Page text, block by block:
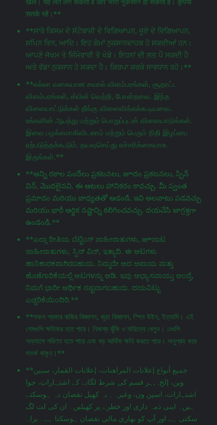
सतर्क रहें।**
**ਸਾਰੇ ਕਿਸਮ ਦੇ ਸੱਟੇਬਾਜ਼ੀ ਦੇ ਵਿਗਿਆਪਨ, ਜੂਏ ਦੇ ਵਿਗਿਆਪਨ,
ਸਪਿਨ ਵਿਨ, ਆਦਿ। ਇਹ ਗੇਮਾਂ ਨੁਕਸਾਨਦਾਹਕ ਹੋ ਸਕਦੀਆਂ ਹਨ।
ਆਪਣੇ ਜੋਖਮ ਤੇ ਜ਼ਿੰਮੇਵਾਰੀ ਤੇ ਖੇਡੋ। ਇਹਨਾਂ ਦੀ ਲਤ ਪੈ ਸਕਦੀ ਹੈ
ਅਤੇ ਵੱਡਾ ਨੁਕਸਾਨ ਹੋ ਸਕਦਾ ਹੈ। ਕਿਰਪਾ ਕਰਕੇ ਸਾਵਧਾਨ ਰਹੋ।**
**எல்லா வகையான சவால் விளம்பரங்கள், சூதாட்ட
விளம்பரங்கள், ஸ்பின் வெற்றி, போன்றவை. இந்த
விளையாட்டுக்கள் தீங்கு விளைவிக்கக்கூடியவை.
உங்களின் ஆபத்து மற்றும் பொறுப்புடன் விளையாடுங்கள்.
இவை பழக்கமாகிவிடலாம் மற்றும் பெரும் நிதி இழப்பை
ஏற்படுத்தக்கூடும். தயவுசெய்து எச்சரிக்கையாக
இருங்கள்.**
**అన్ని రకాల పందేలు ప్రకటనలు, జూదం ప్రకటనలు, స్పిన్
విన్, మొదలైనవి. ఈ ఆటలు హానికరం కావచ్చు. మీ స్వంత
ప్రమాదం మరియు బాధ్యతతో ఆడండి. ఇవి అలవాటు పడవచ్చు
మరియు భారీ ఆర్థిక నష్టాన్ని కలిగించవచ్చు. దయచేసి జాగ్రತ್ತగా
ఉండండి.**
**ಎಲ್ಲಾ ರೀತಿಯ ಬೆಟ್ಟಿಂಗ್ ಜಾಹೀರಾತುಗಳು, జూಜಾಟ
ಜಾಹೀರಾತುಗಳು, ಸ್ಪಿನ್ ವಿನ್, ಇತ್ಯಾದಿ. ಈ ಆಟಗಳು
ಹಾನಿಕಾರಕವಾಗಿರಬಹುದು. ನಿಮ್ಮದೇ ಆದ ಅಪಾಯ ಮತ್ತು
ಹೊಣೆಗಾರಿಕೆಯಲ್ಲಿ ಆಟಗಳನ್ನು ಆಡಿ. ಇವು ಅಭ್ಯಾಸವಾಯ್ತು ಅಂದ್ರೆ,
ನಿಮಗೆ ಭಾರೀ ಆರ್ಥಿಕ ನಷ್ಟವಾಗಬಹುದು. ದಯವಿಟ್ಟು
ಎಚ್ಚರಿಕೆಯಿಂದಿರಿ.**
**সকল প্রকার বাজির বিজ্ঞাপন, জুয়া বিজ্ঞাপন, স্পিন উইন, ইত্যাদি। এই
গেমগুলি ক্ষতিকর হতে পারে। নিজস্ব ঝুঁকি ও দায়িত্বে খেলুন। এগুলি
অভ্যাসে পরিণত হতে পারে এবং বড় আর্থিক ক্ষতি করতে পারে। অনুগ্রহ করে
সতর্ক থাকুন।**
**جميع أنواع إعلانات المراهنات، إعلانات القمار، سبين
وين، إلخ. ,ہر قسم کی شرط لگانے کے اشتہارات، جوا
اشتہارات، اسپن ون، وغیرہ۔ یہ کھیل نقصان دہ ہوسکتے
ہیں۔ اپنی ذمہ داری اور خطرے پر کھیلیں۔ ان کی لت لگ
سکتی ہے اور آپ کو بھاری مالی نقصان ہوسکتا ہے۔ براہ